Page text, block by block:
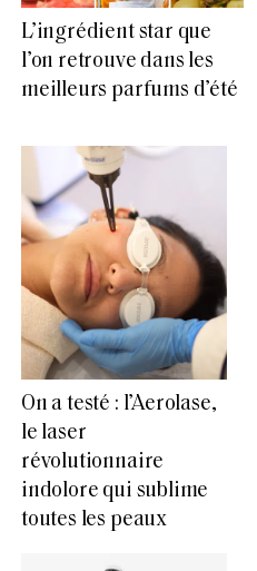
L’ingrédient star que
l’on retrouve dans les
meilleurs parfums d’été
On a testé : l’Aerolase,
le laser
révolutionnaire
indolore qui sublime
toutes les peaux